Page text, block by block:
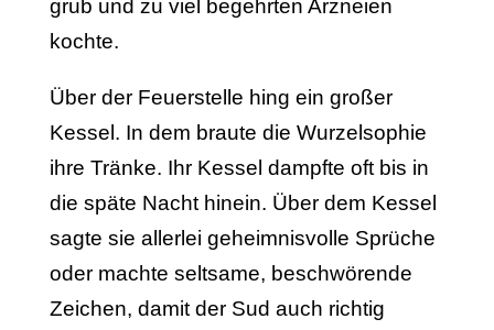
grub und zu viel begehrten Arzneien
kochte.
Über der Feuerstelle hing ein großer
Kessel. In dem braute die Wurzelsophie
ihre Tränke. Ihr Kessel dampfte oft bis in
die späte Nacht hinein. Über dem Kessel
sagte sie allerlei geheimnisvolle Sprüche
oder machte seltsame, beschwörende
Zeichen, damit der Sud auch richtig